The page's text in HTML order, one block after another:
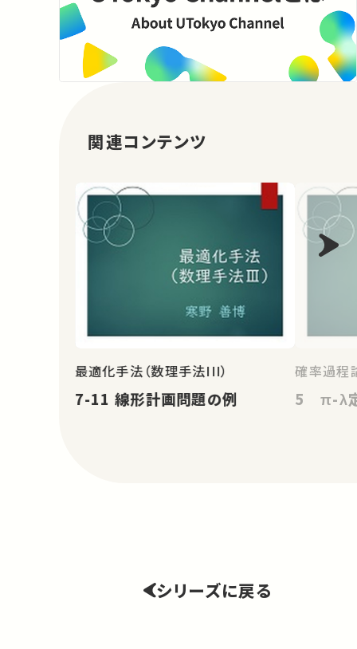
関連コンテンツ
最適化手法（数理手法III）
7-11 線形計画問題の例
確率過程
5 π-λ
シリーズに戻る